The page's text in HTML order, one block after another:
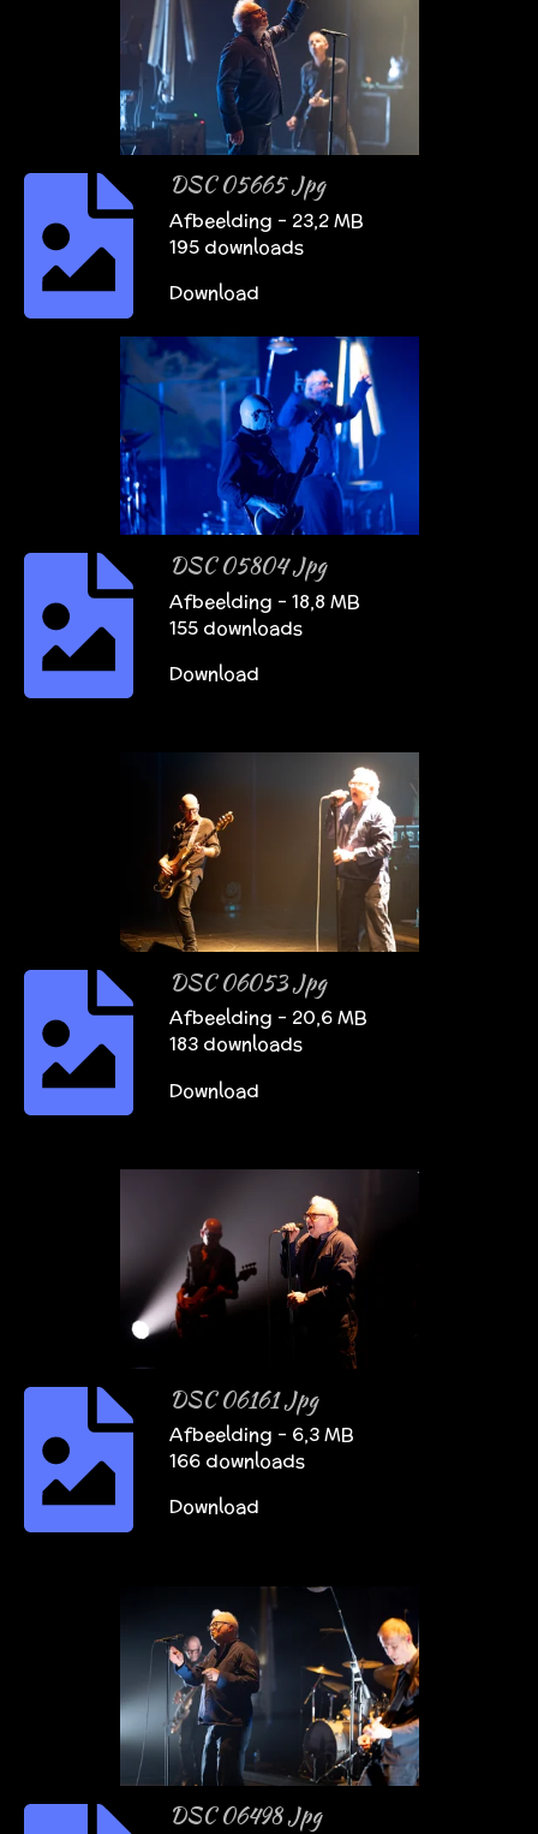
DSC 05665 Jpg
Afbeelding – 23,2 MB
195 downloads
Download
DSC 05804 Jpg
Afbeelding – 18,8 MB
155 downloads
Download
DSC 06053 Jpg
Afbeelding – 20,6 MB
183 downloads
Download
DSC 06161 Jpg
Afbeelding – 6,3 MB
166 downloads
Download
DSC 06498 Jpg